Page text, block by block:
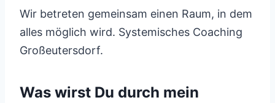
Wir betreten gemeinsam einen Raum, in dem
alles möglich wird. Systemisches Coaching
Großeutersdorf.
Was wirst Du durch mein